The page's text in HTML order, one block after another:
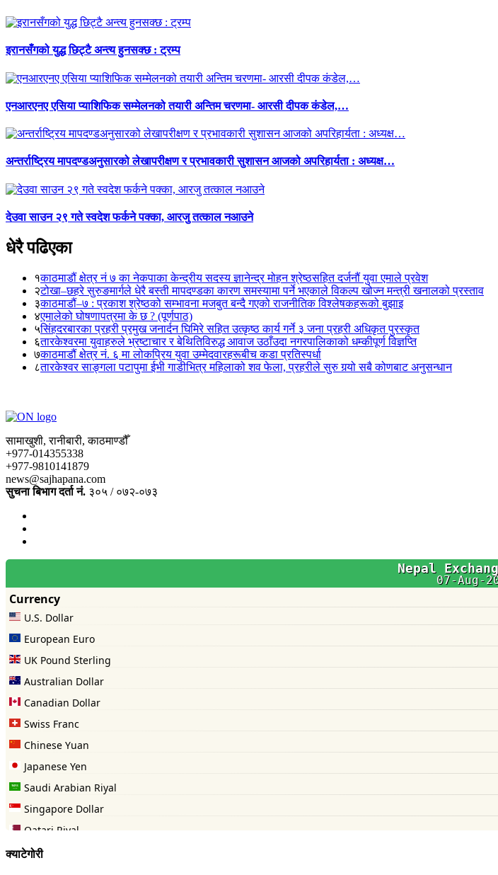
इरानसँगको युद्ध छिट्टै अन्त्य हुनसक्छ : ट्रम्प
एनआरएनए एसिया प्याशिफिक सम्मेलनको तयारी अन्तिम चरणमा- आरसी दीपक कंडेल,…
अन्तर्राष्ट्रिय मापदण्डअनुसारको लेखापरीक्षण र प्रभावकारी सुशासन आजको अपरिहार्यता : अध्यक्ष…
देउवा साउन २९ गते स्वदेश फर्कने पक्का, आरजु तत्काल नआउने
धेरै पढिएका
१काठमाडौं क्षेत्र नं ७ का नेकपाका केन्द्रीय सदस्य ज्ञानेन्द्र मोहन श्रेष्ठसहित दर्जनौं युवा एमाले प्रवेश
२टोखा–छहरे सुरुङमार्गले धेरै बस्ती मापदण्डका कारण समस्यामा पर्ने भएकाले विकल्प खोज्न मन्त्री खनालको प्रस्ताव
३काठमाडौं–७ : प्रकाश श्रेष्ठको सम्भावना मजबुत बन्दै गएको राजनीतिक विश्लेषकहरूको बुझाइ
४एमालेको घोषणापत्रमा के छ ? (पूर्णपाठ)
५सिंहदरबारका प्रहरी प्रमुख जनार्दन घिमिरे सहित उत्कृष्ठ कार्य गर्ने ३ जना प्रहरी अधिकृत पुरस्कृत
६तारकेश्वरमा युवाहरुले भ्रष्टाचार र बेथितिविरुद्ध आवाज उठाँउदा नगरपालिकाको धम्कीपूर्ण विज्ञप्ति
७काठमाडौं क्षेत्र नं. ६ मा लोकप्रिय युवा उम्मेदवारहरूबीच कडा प्रतिस्पर्धा
८तारकेश्वर साङ्गला पटापुमा ईभी गाडीभित्र महिलाको शव फेला, प्रहरीले सुरु गर्‍यो सबै कोणबाट अनुसन्धान
सामाखुशी, रानीबारी, काठमाण्डौँ
+977-014355338
+977-9810141879
news@sajhapana.com
सुचना बिभाग दर्ता नं. ३०५ / ०७२-०७३
क्याटेगोरी